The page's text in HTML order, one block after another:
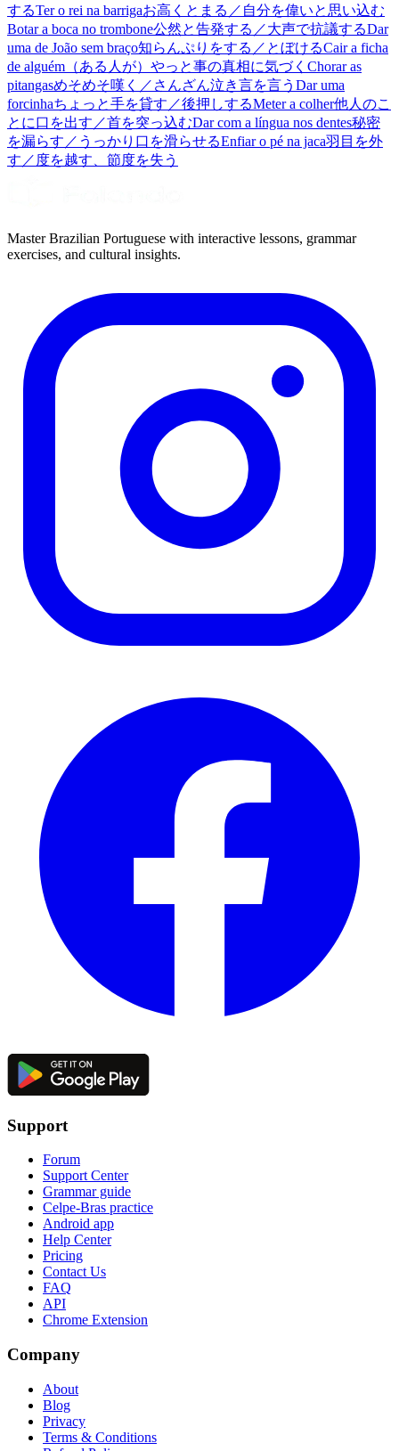
するTer o rei na barrigaお高くとまる／自分を偉いと思い込む
Botar a boca no trombone公然と告発する／大声で抗議するDar
uma de João sem braço知らんぷりをする／とぼけるCair a ficha
de alguém （ある人が）やっと事の真相に気づく Chorar as
pitangasめそめそ嘆く／さんざん泣き言を言う Dar uma
forcinhaちょっと手を貸す／後押しするMeter a colher他人のこ
とに口を出す／首を突っ込むDar com a língua nos dentes秘密
を漏らす／うっかり口を滑らせるEnfiar o pé na jaca羽目を外
す／度を越す、節度を失う
Master Brazilian Portuguese with interactive lessons, grammar
exercises, and cultural insights.
Support
Forum
Support Center
Grammar guide
Celpe-Bras practice
Android app
Help Center
Pricing
Contact Us
FAQ
API
Chrome Extension
Company
About
Blog
Privacy
Terms & Conditions